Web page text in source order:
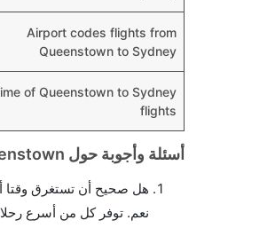
Airport codes flights from
Queenstown to Sydney
of Queenstown to Sydney
flights
أسئلة وأجوبة حول Queenstown إلى Sydney الرحلات الجوية
هل صحيح أن تستغرق وقتا
نعم. توفر كل من أسرع